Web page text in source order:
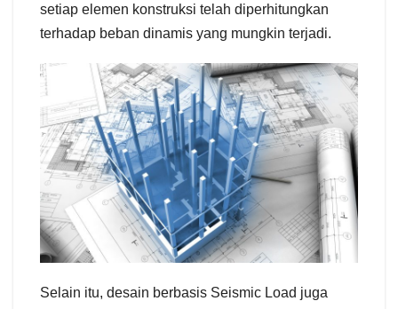
setiap elemen konstruksi telah diperhitungkan
terhadap beban dinamis yang mungkin terjadi.
Selain itu, desain berbasis Seismic Load juga